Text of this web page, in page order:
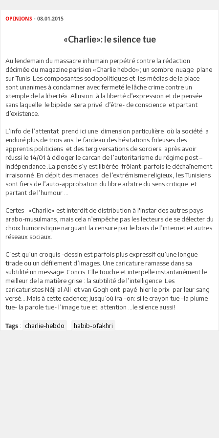
OPINIONS - 08.01.2015
«Charlie»: le silence tue
Au lendemain du massacre inhumain perpétré contre la rédaction
décimée du magazine parisien «Charlie hebdo»; un sombre nuage plane
sur Tunis .Les composantes sociopolitiques et les médias de la place
sont unanimes à condamner avec fermeté le lâche crime contre un
«temple de la liberté» .Allusion à la liberté d’expression et de pensée
sans laquelle le bipède sera privé d’être- de conscience et partant
d’existence.
L’info de l’attentat prend ici une dimension particulière où la société a
enduré plus de trois ans le fardeau des hésitations frileuses des
apprentis politiciens et des tergiversations de sorciers après avoir
réussi le 14/01 à déloger le carcan de l’autoritarisme du régime post –
indépendance .La pensée s’y est libérée frôlant parfois le déchaînement
irraisonné .En dépit des menaces de l’extrémisme religieux, les Tunisiens
sont fiers de l’auto-approbation du libre arbitre du sens critique et
partant de l’humour ...
Certes «Charlie» est interdit de distribution à l'instar des autres pays
arabo-musulmans, mais cela n’empêche pas les lecteurs de se délecter du
choix humoristique narguant la censure par le biais de l’internet et autres
réseaux sociaux.
C’est qu’un croquis -dessin est parfois plus expressif qu’une longue
tirade ou un défilement d’images. Une caricature ramasse dans sa
subtilité un message. Concis. Elle touche et interpelle instantanément le
meilleur de la matière grise : la subtilité de l’intelligence .Les
caricaturistes Néji al Ali et van Gogh ont payé hier le prix par leur sang
versé….Mais à cette cadence; jusqu’où ira –on: si le crayon tue –la plume
tue- la parole tue- l’image tue et attention …le silence aussi!
Tags : charlie-hebdo habib-ofakhri